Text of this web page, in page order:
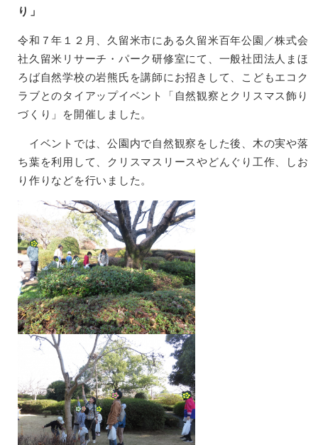
り」
​令和７年１２月、久留米市にある久留米百年公園／株式会
社久留米リサーチ・パーク研修室にて、一般社団法人まほ
ろば自然学校の岩熊氏を講師にお招きして、こどもエコク
ラブとのタイアップイベント「自然観察とクリスマス飾り
づくり」を開催しました。
イベントでは、公園内で自然観察をした後、木の実や落
ち葉を利用して、クリスマスリースやどんぐり工作、しお
り作りなどを行いました。